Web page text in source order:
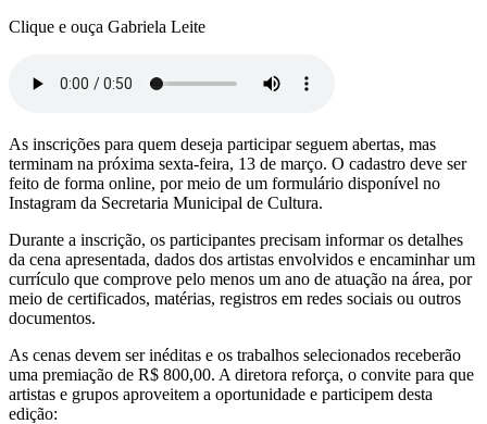
Clique e ouça Gabriela Leite
As inscrições para quem deseja participar seguem abertas, mas
terminam na próxima sexta-feira, 13 de março. O cadastro deve ser
feito de forma online, por meio de um formulário disponível no
Instagram da Secretaria Municipal de Cultura.
Durante a inscrição, os participantes precisam informar os detalhes
da cena apresentada, dados dos artistas envolvidos e encaminhar um
currículo que comprove pelo menos um ano de atuação na área, por
meio de certificados, matérias, registros em redes sociais ou outros
documentos.
As cenas devem ser inéditas e os trabalhos selecionados receberão
uma premiação de R$ 800,00. A diretora reforça, o convite para que
artistas e grupos aproveitem a oportunidade e participem desta
edição: